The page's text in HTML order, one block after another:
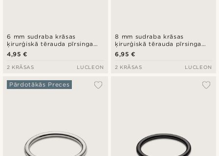
6 mm sudraba krāsas
ķirurģiskā tērauda pīrsinga
gredzens
4,95 €
2 KRĀSAS LUCLEON
8 mm sudraba krāsas
ķirurģiskā tērauda pīrsinga
gredzens
6,95 €
2 KRĀSAS LUCLEON
Pārdotākās Preces